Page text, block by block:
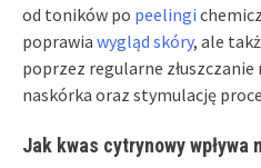
od toników po peelingi
poprawia wygląd skóry, ale
poprzez regularne
naskórka oraz stymulację
Jak kwas cytrynowy wpływa